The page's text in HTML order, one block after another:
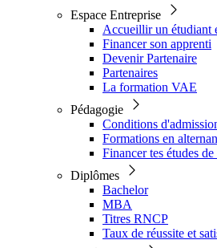
Espace Entreprise
Accueillir un étudiant
Financer son apprenti
Devenir Partenaire
Partenaires
La formation VAE
Pédagogie
Conditions
Formations en
Financer tes études
Diplômes
Bachelor
MBA
Titres RNCP
Taux de réussite et